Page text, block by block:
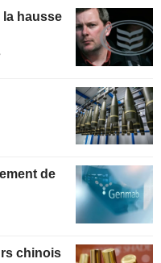
de
chinois